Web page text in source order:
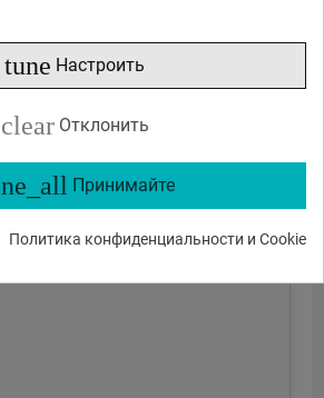
tune Настроить
clear Отклонить
Принимайте
Политика конфиденциальности и Cookie